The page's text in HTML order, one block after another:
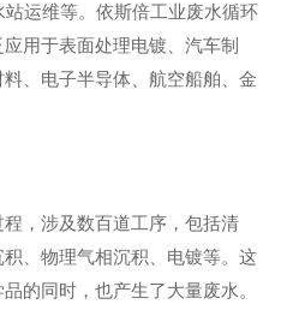
运维等。依斯倍工业废水循环
用于表面处理电镀、汽车制
、电子半导体、航空船舶、金
，涉及数百道工序，包括清
、物理气相沉积、电镀等。这
的同时，也产生了大量废水。